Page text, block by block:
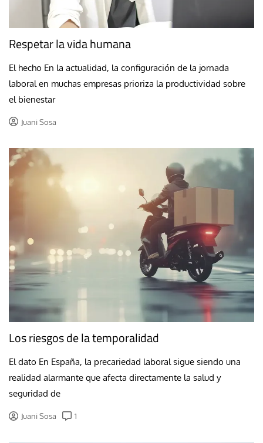
Respetar la vida humana
El hecho En la actualidad, la configuración de la jornada
laboral en muchas empresas prioriza la productividad sobre
el bienestar
Juani Sosa
Los riesgos de la temporalidad
El dato En España, la precariedad laboral sigue siendo una
realidad alarmante que afecta directamente la salud y
seguridad de
Juani Sosa 1